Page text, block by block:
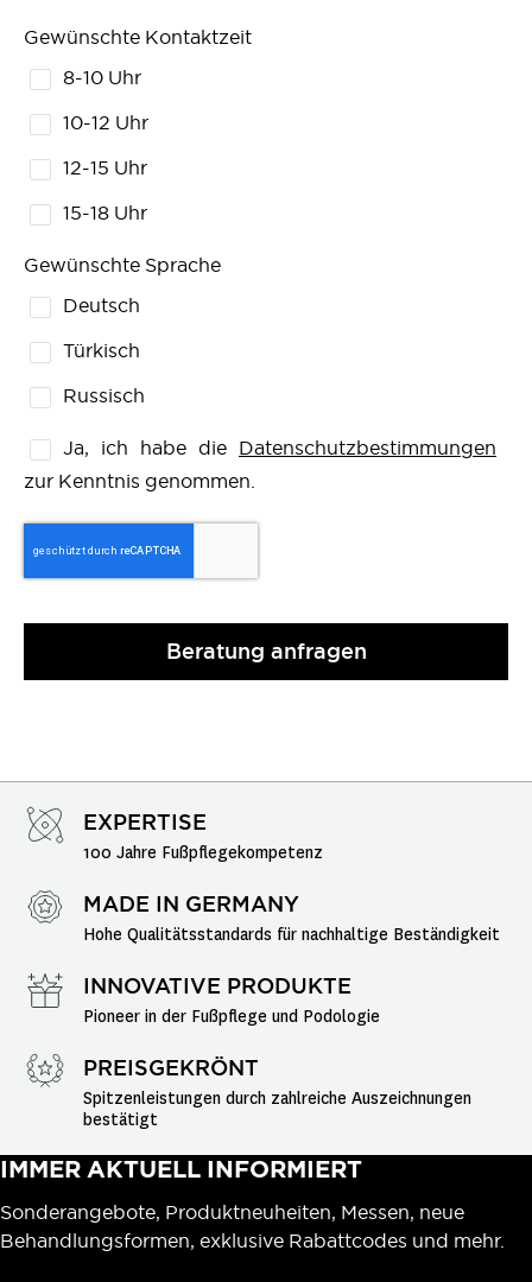
Gewünschte Kontaktzeit
8-10 Uhr
10-12 Uhr
12-15 Uhr
15-18 Uhr
Gewünschte Sprache
Deutsch
Türkisch
Russisch
Ja, ich habe die Datenschutzbestimmungen
zur Kenntnis genommen.
Beratung anfragen
EXPERTISE
100 Jahre Fußpflegekompetenz
MADE IN GERMANY
Hohe Qualitätsstandards für nachhaltige Beständigkeit
INNOVATIVE PRODUKTE
Pioneer in der Fußpflege und Podologie
PREISGEKRÖNT
Spitzenleistungen durch zahlreiche Auszeichnungen
bestätigt
IMMER AKTUELL INFORMIERT
Sonderangebote, Produktneuheiten, Messen, neue
Behandlungsformen, exklusive Rabattcodes und mehr.